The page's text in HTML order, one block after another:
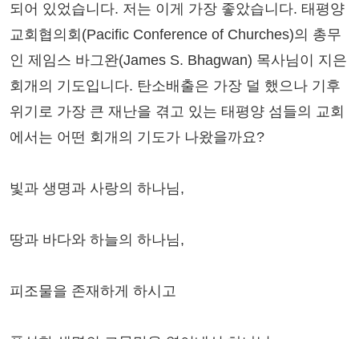
되어 있었습니다. 저는 이게 가장 좋았습니다. 태평양
교회협의회(Pacific Conference of Churches)의 총무
인 제임스 바그완(James S. Bhagwan) 목사님이 지은
회개의 기도입니다. 탄소배출은 가장 덜 했으나 기후
위기로 가장 큰 재난을 겪고 있는 태평양 섬들의 교회
에서는 어떤 회개의 기도가 나왔을까요?
빛과 생명과 사랑의 하나님,
땅과 바다와 하늘의 하나님,
피조물을 존재하게 하시고